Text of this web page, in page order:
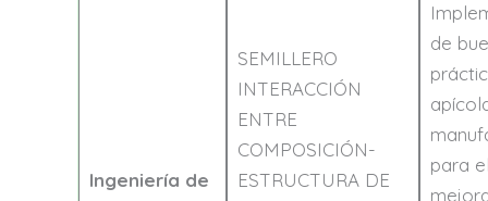
Ingeniería de
SEMILLERO
INTERACCIÓN
ENTRE
COMPOSICIÓN-
ESTRUCTURA DE
de
para